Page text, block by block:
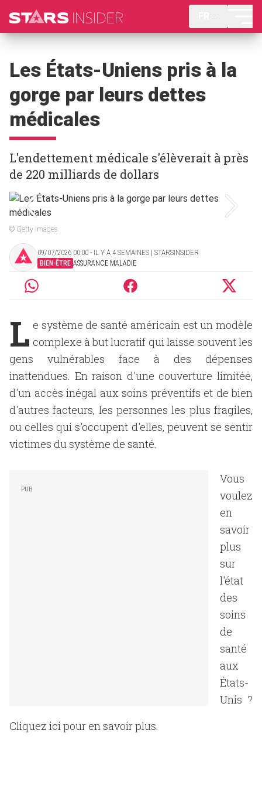
Les États-Uniens pris à la
gorge par leurs dettes
médicales
L'endettement médicale s'élèverait à près
de 220 milliards de dollars
© Getty Images
09/07/2026 00:00 ‧ IL Y A 4 SEMAINES | STARSINSIDER
BIEN-ÊTRE ASSURANCE MALADIE
L e système de santé américain est un modèle
complexe à but lucratif qui laisse souvent les
gens vulnérables face à des dépenses
inattendues. En raison d'une couverture limitée,
d'un accès inégal aux soins préventifs et de bien
d'autres facteurs, les personnes les plus fragiles,
ou celles qui s'occupent d'elles, peuvent se sentir
victimes du système de santé.
Vous
voulez
en
savoir
plus
sur
l'état
des
soins
de
santé
aux
États-
Unis ?
Cliquez ici pour en savoir plus.